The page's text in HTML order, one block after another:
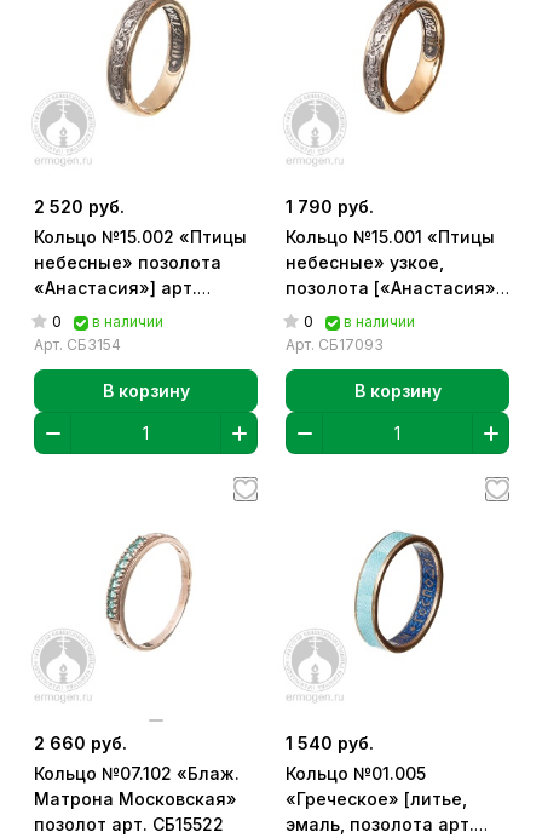
2 520 руб.
Кольцо №15.002 «Птицы
небесные» позолота
«Анастасия»] арт.
СБ3154
0
в наличии
Арт. СБ3154
В корзину
1 790 руб.
Кольцо №15.001 «Птицы
небесные» узкое,
позолота [«Анастасия»]
арт. СБ17093
0
в наличии
Арт. СБ17093
В корзину
2 660 руб.
Кольцо №07.102 «Блаж.
Матрона Московская»
позолот арт. СБ15522
1 540 руб.
Кольцо №01.005
«Греческое» [литье,
эмаль, позолота арт.